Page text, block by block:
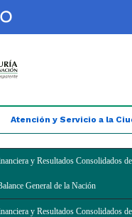
Atención y Servicio a la
y Resultados Consolidados
General de la Nación
y Resultados Consolidados